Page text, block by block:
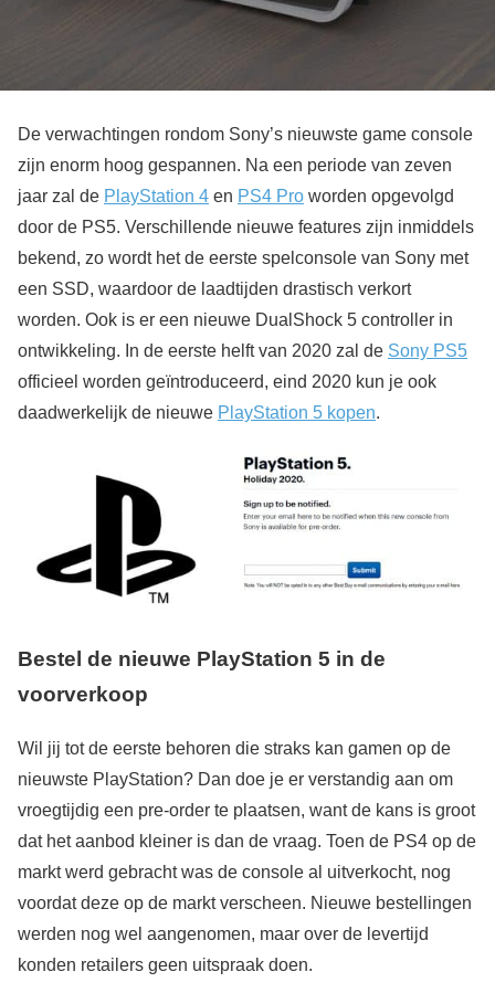
De verwachtingen rondom Sony’s nieuwste game console
zijn enorm hoog gespannen. Na een periode van zeven
jaar zal de PlayStation 4 en PS4 Pro worden opgevolgd
door de PS5. Verschillende nieuwe features zijn inmiddels
bekend, zo wordt het de eerste spelconsole van Sony met
een SSD, waardoor de laadtijden drastisch verkort
worden. Ook is er een nieuwe DualShock 5 controller in
ontwikkeling. In de eerste helft van 2020 zal de Sony PS5
officieel worden geïntroduceerd, eind 2020 kun je ook
daadwerkelijk de nieuwe PlayStation 5 kopen.
Bestel de nieuwe PlayStation 5 in de
voorverkoop
Wil jij tot de eerste behoren die straks kan gamen op de
nieuwste PlayStation? Dan doe je er verstandig aan om
vroegtijdig een pre-order te plaatsen, want de kans is groot
dat het aanbod kleiner is dan de vraag. Toen de PS4 op de
markt werd gebracht was de console al uitverkocht, nog
voordat deze op de markt verscheen. Nieuwe bestellingen
werden nog wel aangenomen, maar over de levertijd
konden retailers geen uitspraak doen.